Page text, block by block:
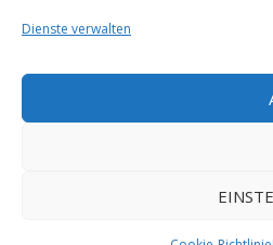
Dienste verwalten